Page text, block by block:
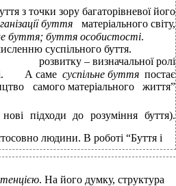
з точки зору багаторівневої його
буття
матеріального світу,
буття; буття особистості.
суспільного буття.
розвитку – визначальної ролі
А саме суспільне буття постає
самого матеріального
життя”
підходи до розуміння буття).
людини. В роботі “Буття і
. На його думку, структура